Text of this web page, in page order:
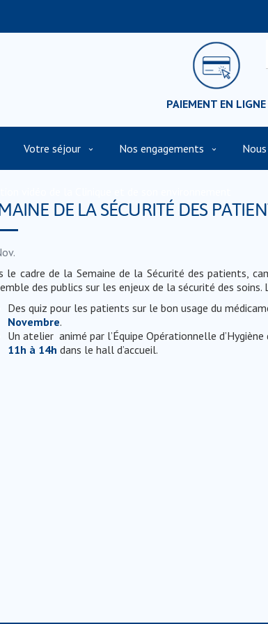
PAIEMENT EN LIGNE
Votre séjour Nos engagements
DE LA SÉCURITÉ DES
le cadre de la Semaine de la Sécurité des patients,
des publics sur les enjeux de la sécurité des
Des quiz pour les patients sur le bon usage du
Novembre.
Un atelier animé par l’Équipe Opérationnelle
11h à 14h dans le hall d’accueil.